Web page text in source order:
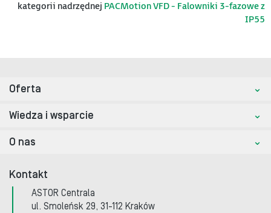
kategorii nadrzędnej PACMotion VFD - Falowniki 3-fazowe z
IP55
Oferta
Wiedza i wsparcie
O nas
Kontakt
ASTOR Centrala
ul. Smoleńsk 29, 31-112 Kraków